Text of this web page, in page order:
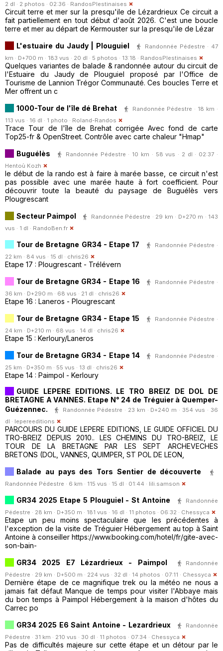
2 dl · 2 photos · 02:36 · RandosPlestinaises
Circuit terre et mer sur la presqu'ile de Lézardrieux Ce circuit a
fait partiellement en tout début d'août 2026. C'est une boucle
terre et mer au départ de Kermouster sur la presqu'ile de Lézar
L'estuaire du Jaudy | Plouguiel
Randonnée Pédestre · 47
km · D+700 m · 183 vus · 20 dl · 5 photos · 13:18 · RandosPlestinaises
Quelques variantes de balade & randonnée autour du circuit de
l'Estuaire du Jaudy de Plouguiel proposé par l'Office de
Tourisme de Lannion Trégor Communauté. Ces boucles Terre et
Mer offrent un c
1000-Tour de l'île dé Brehat
Randonnée Pédestre · 18 km ·
113 vus · 16 dl · 1 photo · Roland-Randos
Trace Tour de l'île de Brehat corrigée Avec fond de carte
Top25-fr & OpenStreet. Contrôle avec carte chaleur "Hmap"
Buguélès
Randonnée Pédestre · 10 km · 58 vus · 2 dl · 02:37 ·
Hentoù Kozh
le début de la rando est à faire à marée basse, ce circuit n'est
pas possible avec une marée haute à fort coefficient. Pour
découvrir toute la beauté du paysage de Buguélès vers
Plougrescant
Secteur Paimpol
Randonnée Pédestre · 29 km · D+270 m · 143
vus · 1 dl · RandoBen.fr
Tour de Bretagne GR34 - Etape 17
Randonnée Pédestre ·
22 km · 84 vus · 15 dl · chris26
Etape 17 : Plougrescant - Trélévern
Tour de Bretagne GR34 - Etape 16
Randonnée Pédestre ·
36 km · D+290 m · 68 vus · 21 dl · chris26
Etape 16 : Laneros - Plougrescant
Tour de Bretagne GR34 - Etape 15
Randonnée Pédestre ·
24 km · D+210 m · 68 vus · 14 dl · chris26
Etape 15 : Kerloury/Laneros
Tour de Bretagne GR34 - Etape 14
Randonnée Pédestre ·
25 km · D+350 m · 55 vus · 13 dl · chris26
Etape 14 : Paimpol - Kerloury
GUIDE LEPERE EDITIONS. LE TRO BREIZ DE DOL DE
BRETAGNE A VANNES. Etape N° 24 de Tréguier à Quemper-
Guézennec.
Randonnée Pédestre · 23 km · D+240 m · 354 vus · 36
dl · lepereeditions
PARCOURS DU GUIDE LEPERE EDITIONS, LE GUIDE OFFICIEL DU
TRO-BREIZ DEPUIS 2010.. LES CHEMINS DU TRO-BREIZ, LE
TOUR DE LA BRETAGNE PAR LES SEPT ARCHEVECHES
BRETONS (DOL, VANNES, QUIMPER, ST POL DE LEON,
Balade au pays des Tors Sentier de découverte
Randonnée Pédestre · 6 km · 115 vus · 15 dl · 01:44 · lili.samson
GR34 2025 Etape 5 Plouguiel - St Antoine
Randonnée
Pédestre · 28 km · D+350 m · 181 vus · 16 dl · 11 photos · 06:32 · Chessyca
Etape un peu moins spectaculaire que les précédentes à
l'exception de la visite de Tréguier Hébergement au top à Saint
Antoine à conseiller https://www.booking.com/hotel/fr/gite-avec-
son-bain-
GR34 2025 E7 Lézardrieux - Paimpol
Randonnée
Pédestre · 29 km · D+500 m · 224 vus · 32 dl · 14 photos · 07:11 · Chessyca
Dernière étape de ce magnifique trek ou la météo ne nous a
jamais fait défaut Manque de temps pour visiter l'Abbaye mais
du bon temps à Paimpol Hébergement à la maison d'hôtes du
Carrec po
GR34 2025 E6 Saint Antoine - Lezardrieux
Randonnée
Pédestre · 31 km · 210 vus · 30 dl · 11 photos · 07:34 · Chessyca
Pas de difficultés majeure sur cette étape et un détour par le